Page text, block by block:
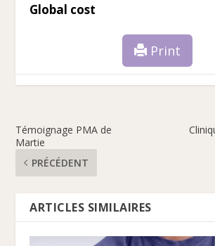
Global cost
Print
Témoignage PMA de
Martie
PRÉCÉDENT
ARTICLES SIMILAIRES